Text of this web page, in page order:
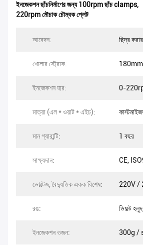
ইনজেকশন ছাঁচনির্মাণের জন্য 100rpm ছাঁচ clamps,
220rpm মৌচাক চৌম্বক প্লেট
আবেদন: ছিদ্র করার
খোলার স্ট্রোক: 180mm
ইনজেকশন হার: 0-
মাত্রা (এল * ওয়াট * এইচ):
মান গ্যারান্টি: 1 বছর
সাক্ষ্যদান: CE,
ভোল্টেজ, বৈদ্যুতিক একক বিশেষ: 220V /
রঙ: ডিফল্ট
ইনজেকশন ওজন: 300g /